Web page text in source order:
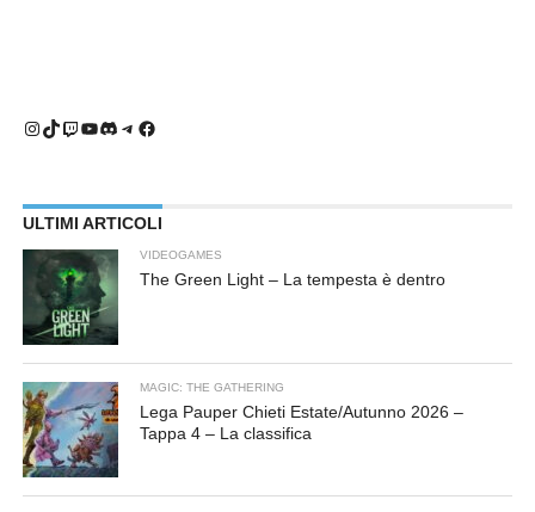
Instagram
TikTok
Twitch
YouTube
Discord
Telegram
Facebook
ULTIMI ARTICOLI
VIDEOGAMES
The Green Light – La tempesta è dentro
MAGIC: THE GATHERING
Lega Pauper Chieti Estate/Autunno 2026 –
Tappa 4 – La classifica